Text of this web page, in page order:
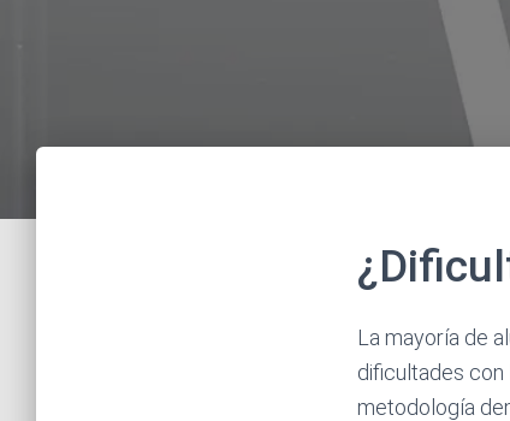
La mayoría de
dificultades con
metodología